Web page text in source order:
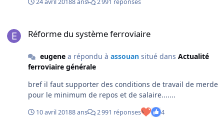
(et farfelus) sur cette région il y a 100 mécanos et 100
bien d'accord que si on (l'état et notre direction) veux
opérateur arrive sur le marché sans personnel (a part
une structure RH et comptable) et qu'il n'a donc pas les
moyens d'assurer le contrat si il ne récupère pas les 200
personnes en question? (ou je me trompe?) Que se
passe t il si (grosse hypothèse) les 200 personnes
préfèrent la porte à bosser pour leur éventuel nouveau
24 avril 20188 ans 2 991 réponses
Réforme du système ferroviaire
eugenea répondu à assouansitué dans Actualité
ferroviaire générale
bref il faut supporter des conditions de travail de merde
pour le minimum de repos et de salaire.......
10 avril 20188 ans 2 991 réponses 4